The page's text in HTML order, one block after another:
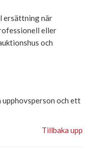
ersättning när
eller
och
och ett
Tillbaka upp